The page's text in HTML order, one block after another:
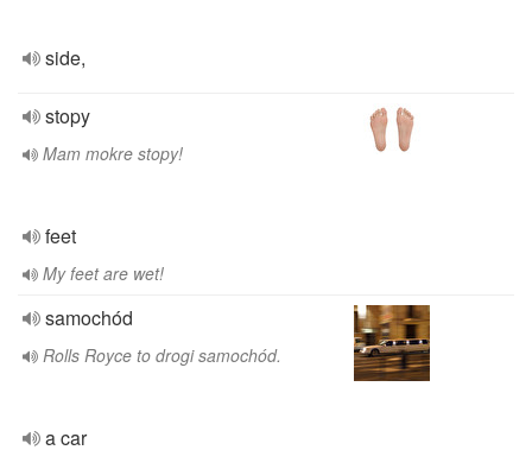
side,
stopy
Mam mokre stopy!
feet
My feet are wet!
samochód
Rolls Royce to drogi samochód.
a car